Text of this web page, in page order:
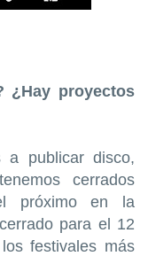
¿Hay proyectos
a publicar disco,
cerrados
próximo en la
para el 12
festivales más